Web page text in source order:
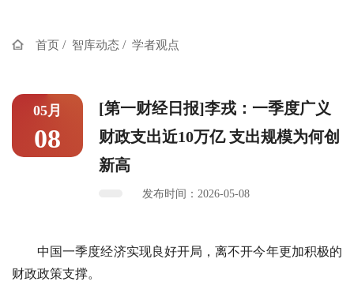
首页 / 智库动态 / 学者观点
05月
08
[第一财经日报]李戎：一季度广义
财政支出近10万亿 支出规模为何创
新高
发布时间：2026-05-08
中国一季度经济实现良好开局，离不开今年更加积极的
财政政策支撑。